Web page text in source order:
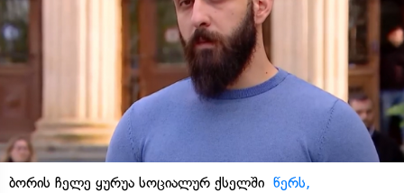
ბორის ჩელე ყურუა სოციალურ ქსელში წერს,